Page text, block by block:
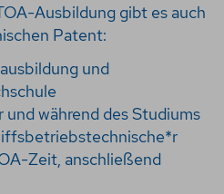
Ausbildung gibt es auch
Patent:
und
und während des Studiums
Zeit, anschließend